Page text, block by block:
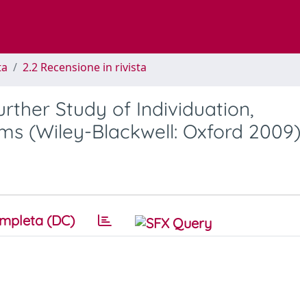
2.2 Recensione in rivista
Study of Individuation,
(Wiley-Blackwell: Oxford 2009)
(DC)